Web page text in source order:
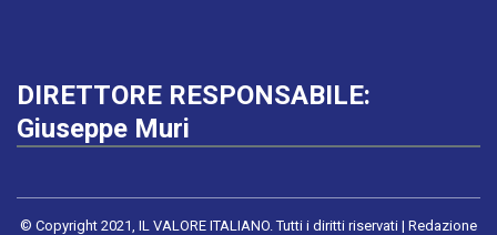
DIRETTORE RESPONSABILE:
Giuseppe Muri
© Copyright 2021, IL VALORE ITALIANO. Tutti i diritti riservati | Redazione